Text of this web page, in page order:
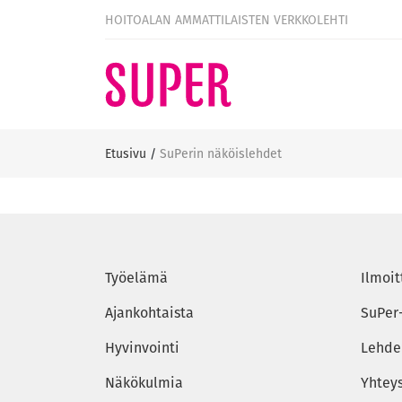
HOITOALAN AMMATTILAISTEN VERKKOLEHTI
Etusivu / SuPerin näköislehdet
Työelämä
Ajankohtaista
Hyvinvointi
Näkökulmia